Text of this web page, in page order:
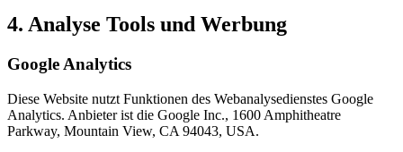
4. Analyse Tools und Werbung
Google Analytics
Diese Website nutzt Funktionen des Webanalysedienstes Google
Analytics. Anbieter ist die Google Inc., 1600 Amphitheatre
Parkway, Mountain View, CA 94043, USA.